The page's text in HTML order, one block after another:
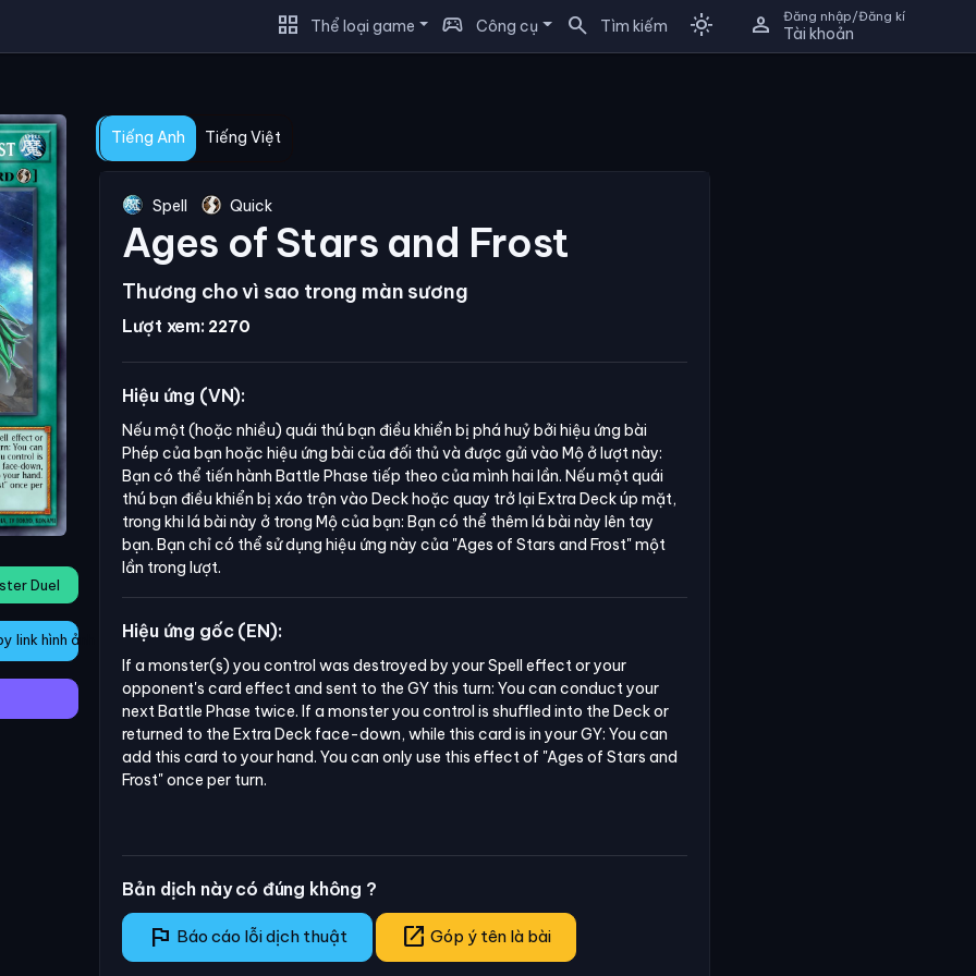
grid_view Thể loại game sports_esports Công cụ search Tìm kiếm light_mode person Đăng nhập/Đăng kí
Tài khoản
Duel
link hình ảnh
Tiếng Anh Tiếng Việt
Spell Quick
Ages of Stars and Frost
Thương cho vì sao trong màn sương
Lượt xem: 2270
Hiệu ứng (VN):
Nếu một (hoặc nhiều) quái thú bạn điều khiển bị phá huỷ bởi hiệu ứng bài
Phép của bạn hoặc hiệu ứng bài của đối thủ và được gửi vào Mộ ở lượt này:
Bạn có thể tiến hành Battle Phase tiếp theo của mình hai lần. Nếu một quái
thú bạn điều khiển bị xáo trộn vào Deck hoặc quay trở lại Extra Deck úp mặt,
trong khi lá bài này ở trong Mộ của bạn: Bạn có thể thêm lá bài này lên tay
bạn. Bạn chỉ có thể sử dụng hiệu ứng này của "Ages of Stars and Frost"một
lần trong lượt.
Hiệu ứng gốc (EN):
If a monster(s) you control was destroyed by your Spell effect or your
opponent's card effect and sent to the GY this turn: You can conduct your
next Battle Phase twice. If a monster you control is shuffled into the Deck or
returned to the Extra Deck face-down, while this card is in your GY: You can
add this card to your hand. You can only use this effect of "Ages of Stars and
Frost" once per turn.
Bản dịch này có đúng không ?
flag Báo cáo lỗi dịch thuật open_in_new Góp ý tên là bài